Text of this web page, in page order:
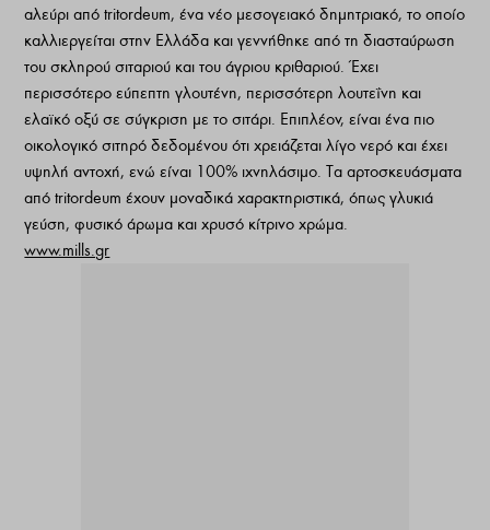
αλεύρι από tritordeum, ένα νέο μεσογειακό δημητριακό, το οποίο
καλλιεργείται στην Ελλάδα και γεννήθηκε από τη διασταύρωση
του σκληρού σιταριού και του άγριου κριθαριού. Έχει
περισσότερο εύπεπτη γλουτένη, περισσότερη λουτεΐνη και
ελαϊκό οξύ σε σύγκριση με το σιτάρι. Επιπλέον, είναι ένα πιο
οικολογικό σιτηρό δεδομένου ότι χρειάζεται λίγο νερό και έχει
υψηλή αντοχή, ενώ είναι 100% ιχνηλάσιμο. Τα αρτοσκευάσματα
από tritordeum έχουν μοναδικά χαρακτηριστικά, όπως γλυκιά
γεύση, φυσικό άρωμα και χρυσό κίτρινο χρώμα.
www.mills.gr